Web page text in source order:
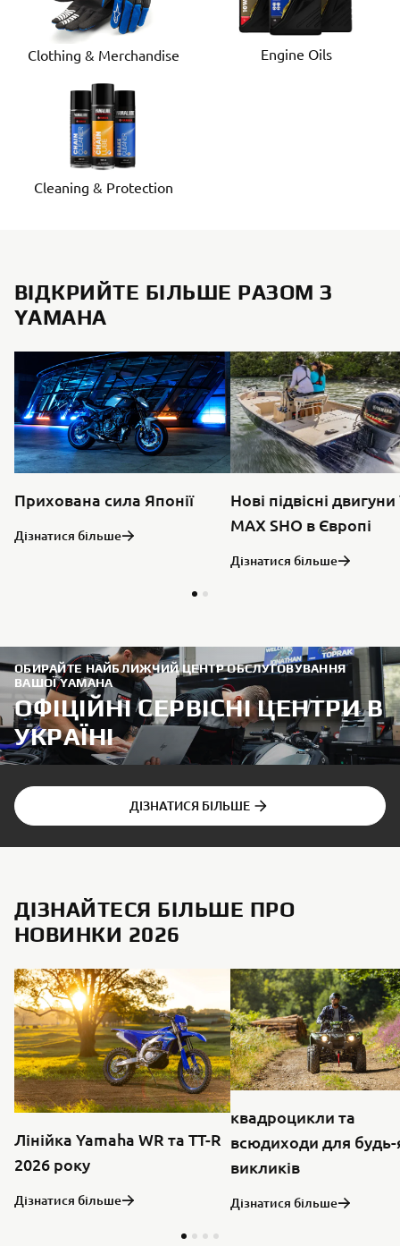
Clothing & Merchandise Engine Oils
Cleaning & Protection
ВІДКРИЙТЕ БІЛЬШЕ РАЗОМ З
YAMAHA
Прихована сила Японії
Дізнатися більше
Нові підвісні двигуни
MAX SHO в Європі
Дізнатися більше
ОБИРАЙТЕ НАЙБЛИЖЧИЙ ЦЕНТР ОБСЛУГОВУВАННЯ
ВАШОЇ YAMAHA
ОФІЦІЙНІ СЕРВІСНІ ЦЕНТРИ В
УКРАЇНІ
ДІЗНАТИСЯ БІЛЬШЕ
ДІЗНАЙТЕСЯ БІЛЬШЕ ПРО
НОВИНКИ 2026
Лінійка Yamaha WR та TT-R
2026 року
Дізнатися більше
квадроцикли та
всюдиходи для будь-
викликів
Дізнатися більше